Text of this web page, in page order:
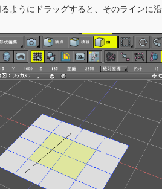
ようにドラッグすると、そのラインに沿